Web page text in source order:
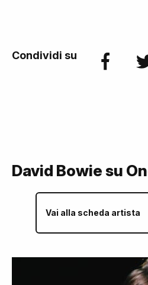
Condividi su
David Bowie su
Vai alla scheda artista